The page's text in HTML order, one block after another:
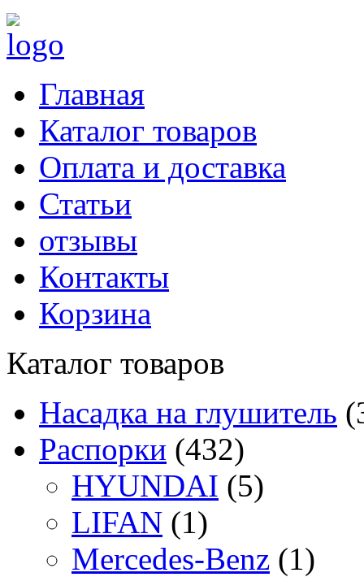
Главная
Каталог товаров
Оплата и доставка
Статьи
отзывы
Контакты
Корзина
Каталог товаров
Насадка на глушитель
Распорки (432)
HYUNDAI (5)
LIFAN (1)
Mercedes-Benz (1)